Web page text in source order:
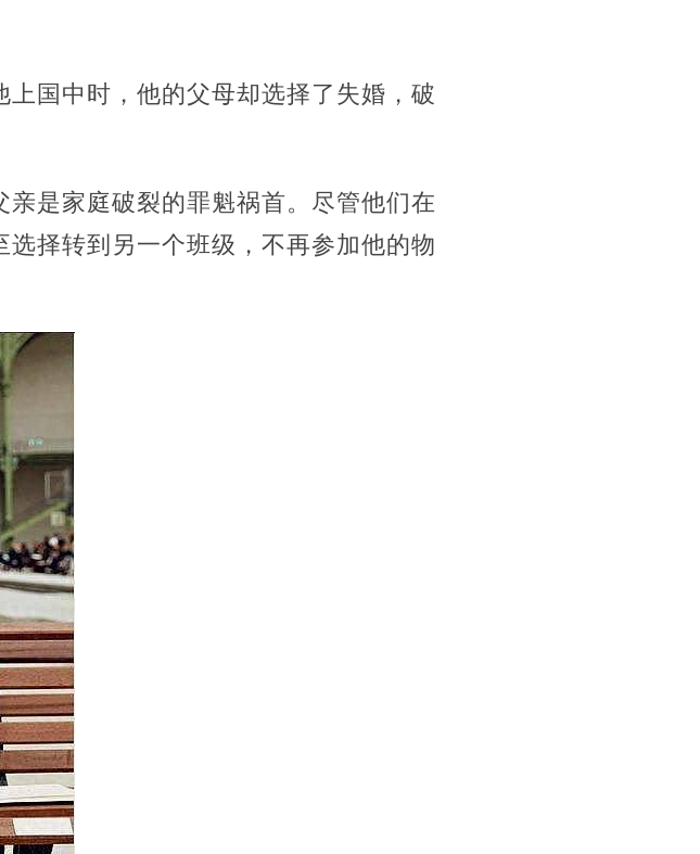
国中时，他的父母却选择了失婚，破
是家庭破裂的罪魁祸首。尽管他们在
择转到另一个班级，不再参加他的物